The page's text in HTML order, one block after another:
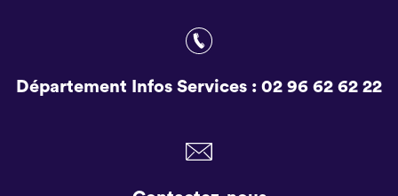
Département Infos Services : 02 96 62 62 22